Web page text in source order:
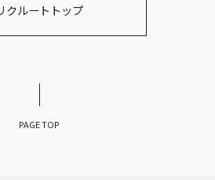
クルートトップ
PAGE TOP